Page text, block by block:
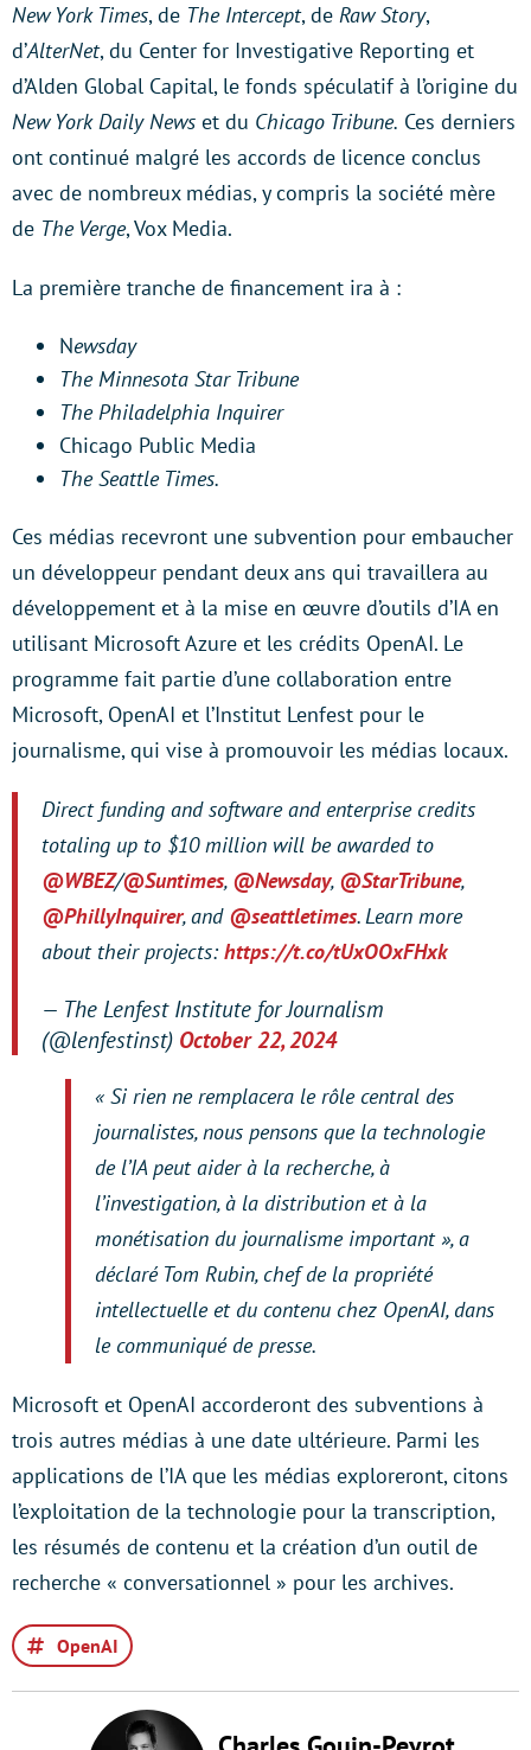
New York Times, de The Intercept, de Raw Story,
d’AlterNet, du Center for Investigative Reporting et
d’Alden Global Capital, le fonds spéculatif à l’origine du
New York Daily News et du Chicago Tribune. Ces derniers
ont continué malgré les accords de licence conclus
avec de nombreux médias, y compris la société mère
de The Verge, Vox Media.
La première tranche de financement ira à :
Newsday
The Minnesota Star Tribune
The Philadelphia Inquirer
Chicago Public Media
The Seattle Times.
Ces médias recevront une subvention pour embaucher
un développeur pendant deux ans qui travaillera au
développement et à la mise en œuvre d’outils d’IA en
utilisant Microsoft Azure et les crédits OpenAI. Le
programme fait partie d’une collaboration entre
Microsoft, OpenAI et l’Institut Lenfest pour le
journalisme, qui vise à promouvoir les médias locaux.
Direct funding and software and enterprise credits
totaling up to $10 million will be awarded to
@WBEZ/@Suntimes, @Newsday, @StarTribune,
@PhillyInquirer, and @seattletimes. Learn more
about their projects: https://t.co/tUxOOxFHxk
— The Lenfest Institute for Journalism
(@lenfestinst) October 22, 2024
« Si rien ne remplacera le rôle central des
journalistes, nous pensons que la technologie
de l’IA peut aider à la recherche, à
l’investigation, à la distribution et à la
monétisation du journalisme important », a
déclaré Tom Rubin, chef de la propriété
intellectuelle et du contenu chez OpenAI, dans
le communiqué de presse.
Microsoft et OpenAI accorderont des subventions à
trois autres médias à une date ultérieure. Parmi les
applications de l’IA que les médias exploreront, citons
l’exploitation de la technologie pour la transcription,
les résumés de contenu et la création d’un outil de
recherche « conversationnel » pour les archives.
OpenAI